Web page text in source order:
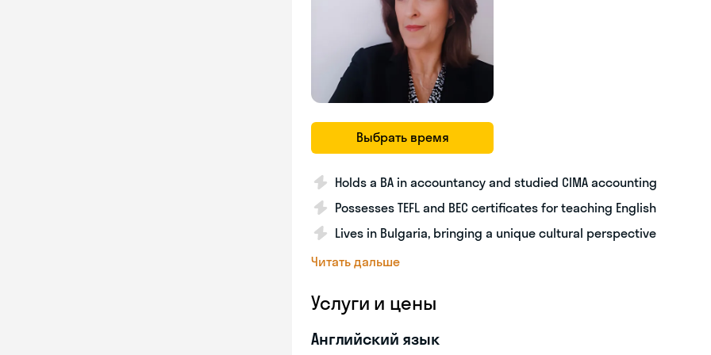
Выбрать время
Holds a BA in accountancy and studied CIMA accounting
Possesses TEFL and BEC certificates for teaching English
Lives in Bulgaria, bringing a unique cultural perspective
Читать дальше
Услуги и цены
Английский язык